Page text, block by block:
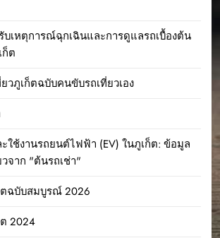
เหตุการณ์ฉุกเฉินและการดูแลรถเบื้องต้น
ก็ต
วภูเก็ตฉบับคนขับรถเที่ยวเอง
ใช้งานรถยนต์ไฟฟ้า (EV) ในภูเก็ต: ข้อมูล
จาก "ต้นรถเช่า"
ตฉบับสมบูรณ์ 2026
2024